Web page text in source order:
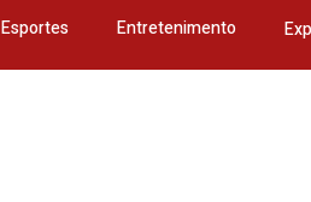
Esportes Entretenimento